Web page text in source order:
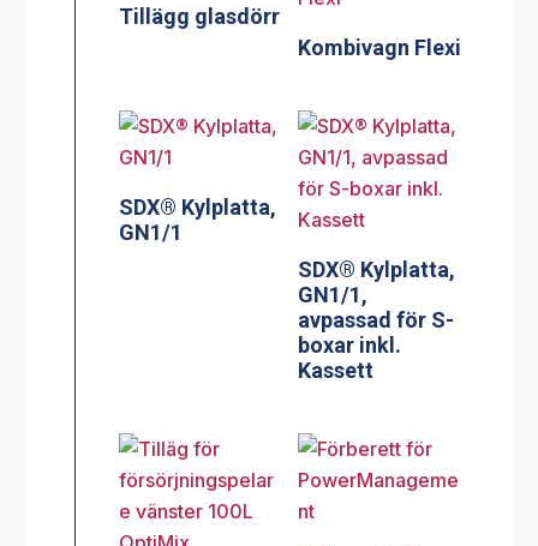
Tillägg glasdörr
Kombivagn Flexi
SDX® Kylplatta,
GN1/1
SDX® Kylplatta,
GN1/1,
avpassad för S-
boxar inkl.
Kassett